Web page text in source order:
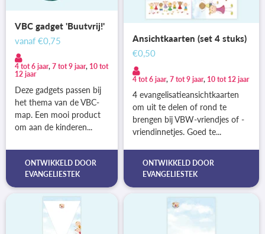
VBC gadget 'Buutvrij!'
vanaf €0,75
4 tot 6 jaar, 7 tot 9 jaar, 10 tot
12 jaar
Deze gadgets passen bij
het thema van de VBC-
map. Een mooi product
om aan de kinderen...
ONTWIKKELD DOOR
EVANGELIESTEK
Ansichtkaarten (set 4 stuks)
€0,50
4 tot 6 jaar, 7 tot 9 jaar, 10 tot 12 jaar
4 evangelisatieansichtkaarten
om uit te delen of rond te
brengen bij VBW-vriendjes of -
vriendinnetjes. Goed te...
ONTWIKKELD DOOR
EVANGELIESTEK